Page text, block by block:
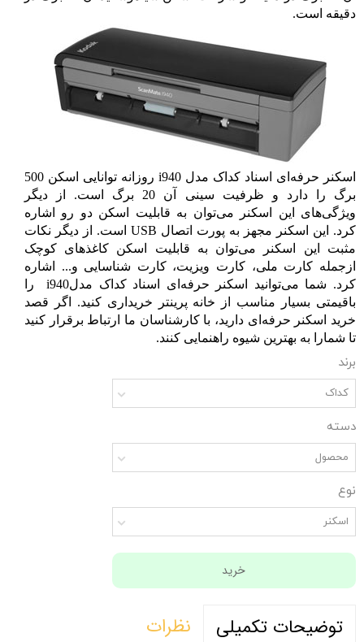
دقیقه است.
اسکنر حرفه‌ای اسناد کداک مدل i940
روزانه توانایی اسکن 500
برگ را دارد و ظرفیت سینی آن 20 برگ است. از دیگر
ویژگی‌های این اسکنر می‌توان به قابلیت اسکن دو رو اشاره
کرد. این اسکنر مجهز به پورت اتصال USB است. از دیگر نکات
مثبت این اسکنر می‌توان به قابلیت اسکن کاغذهای کوچک
ازجمله کارت ملی، کارت ویزیت، کارت شناسایی و... اشاره
کرد. شما می‌توانید
اسکنر حرفه‌ای اسناد کداک مدلi940
را
باقیمتی بسیار مناسب از خانه پرینتر خریداری کنید. اگر قصد
خرید اسکنر حرفه‌ای دارید، با کارشناسان ما ارتباط برقرار کنید
تا شمارا به بهترین شیوه راهنمایی کنند.
برند
کداک
دسته
محصول
نوع
اسکنر
خرید
توضیحات تکمیلی نظرات